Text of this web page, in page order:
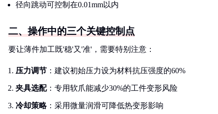
径向跳动可控制在0.01mm以内
二、操作中的三个关键控制点
要让薄件加工既'稳'又'准'，需要特别注意：
压力调节 ：建议初始压力设为材料抗压强度的60%
夹具选配：专用软爪能减少30%的工件变形风险
冷却策略：采用微量润滑可降低热变形影响